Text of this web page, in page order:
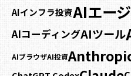
AIインフラ投資AIエー
AIコーディングAIツール
AIブラウザAI投資